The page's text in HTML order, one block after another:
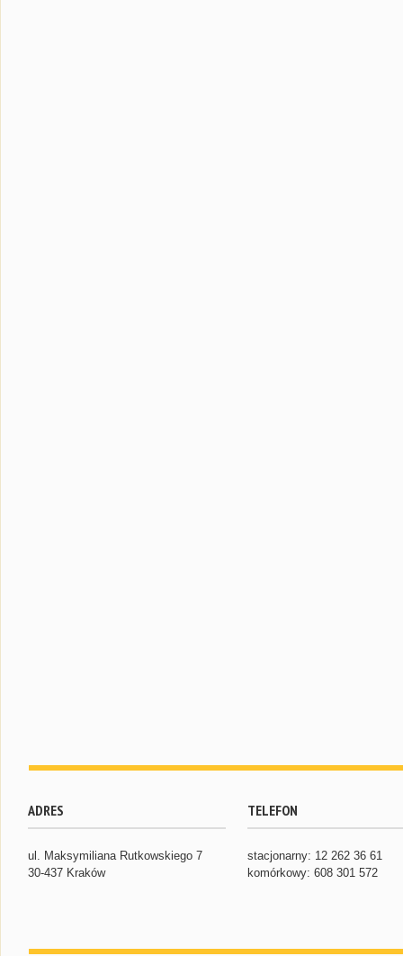
ADRES
ul. Maksymiliana Rutkowskiego 7
30-437 Kraków
TELEFON
stacjonarny: 12 262 36 61
komórkowy: 608 301 572